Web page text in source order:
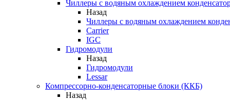
Чиллеры с водяным охлаждением
Назад
Чиллеры с водяным охлаждением
Carrier
IGC
Гидромодули
Назад
Гидромодули
Lessar
Компрессорно-конденсаторные блоки (ККБ)
Назад